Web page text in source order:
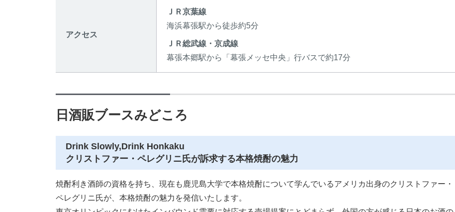
アクセス
ＪＲ京葉線
海浜幕張駅から徒歩約5分
ＪＲ総武線・京成線
幕張本郷駅から「幕張メッセ中央」行バスで約17分
日酒販ブースみどころ
Drink Slowly,Drink Honkaku
クリストファー・ペレグリニ氏が訴求する本格焼酎の魅力
焼酎利き酒師の資格を持ち、現在も鹿児島大学で本格焼酎について学んでいるアメリカ出身のクリストファー・
ペレグリニ氏が、本格焼酎の魅力を発信いたします。